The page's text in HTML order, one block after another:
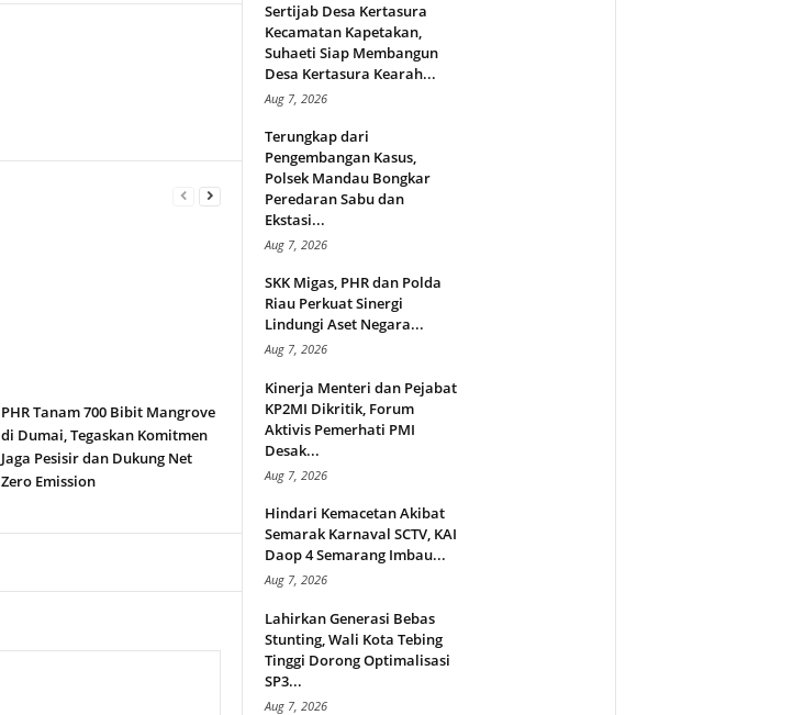
PHR Tanam 700 Bibit Mangrove
di Dumai, Tegaskan Komitmen
Jaga Pesisir dan Dukung Net
Zero Emission
Sertijab Desa Kertasura
Kecamatan Kapetakan,
Suhaeti Siap Membangun
Desa Kertasura Kearah...
Aug 7, 2026
Terungkap dari
Pengembangan Kasus,
Polsek Mandau Bongkar
Peredaran Sabu dan
Ekstasi...
Aug 7, 2026
SKK Migas, PHR dan Polda
Riau Perkuat Sinergi
Lindungi Aset Negara...
Aug 7, 2026
Kinerja Menteri dan Pejabat
KP2MI Dikritik, Forum
Aktivis Pemerhati PMI
Desak...
Aug 7, 2026
Hindari Kemacetan Akibat
Semarak Karnaval SCTV, KAI
Daop 4 Semarang Imbau...
Aug 7, 2026
Lahirkan Generasi Bebas
Stunting, Wali Kota Tebing
Tinggi Dorong Optimalisasi
SP3...
Aug 7, 2026